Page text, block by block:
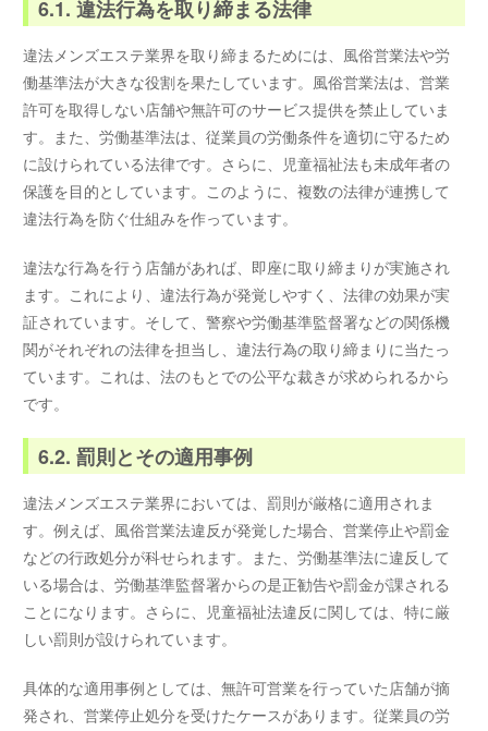
6.1. 違法行為を取り締まる法律
違法メンズエステ業界を取り締まるためには、風俗営業法や労
働基準法が大きな役割を果たしています。風俗営業法は、営業
許可を取得しない店舗や無許可のサービス提供を禁止していま
す。また、労働基準法は、従業員の労働条件を適切に守るため
に設けられている法律です。さらに、児童福祉法も未成年者の
保護を目的としています。このように、複数の法律が連携して
違法行為を防ぐ仕組みを作っています。
違法な行為を行う店舗があれば、即座に取り締まりが実施され
ます。これにより、違法行為が発覚しやすく、法律の効果が実
証されています。そして、警察や労働基準監督署などの関係機
関がそれぞれの法律を担当し、違法行為の取り締まりに当たっ
ています。これは、法のもとでの公平な裁きが求められるから
です。
6.2. 罰則とその適用事例
違法メンズエステ業界においては、罰則が厳格に適用されま
す。例えば、風俗営業法違反が発覚した場合、営業停止や罰金
などの行政処分が科せられます。また、労働基準法に違反して
いる場合は、労働基準監督署からの是正勧告や罰金が課される
ことになります。さらに、児童福祉法違反に関しては、特に厳
しい罰則が設けられています。
具体的な適用事例としては、無許可営業を行っていた店舗が摘
発され、営業停止処分を受けたケースがあります。従業員の労